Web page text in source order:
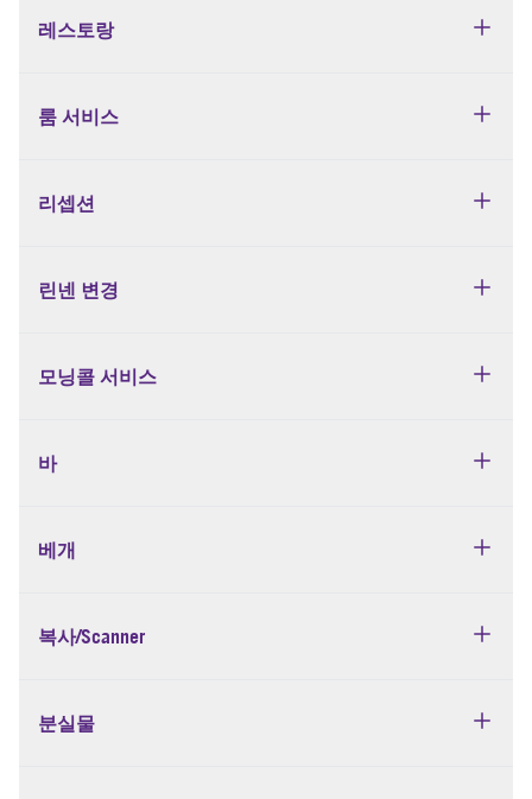
레스토랑
룸 서비스
리셉션
린넨 변경
모닝콜 서비스
바
베개
복사/Scanner
분실물